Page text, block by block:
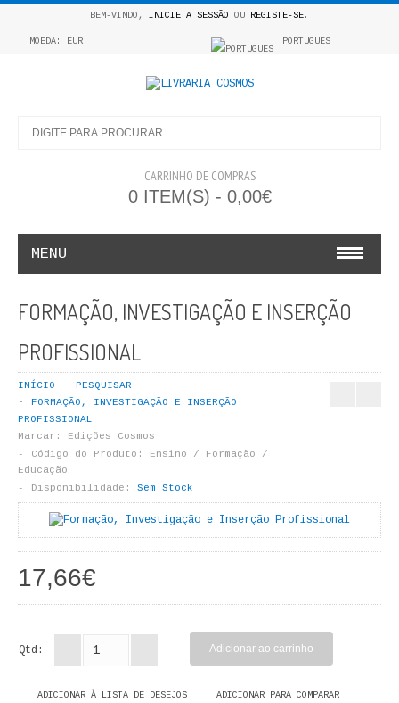
BEM-VINDO, INICIE A SESSÃO OU REGISTE-SE.
MOEDA: EUR PORTUGUES
CARRINHO DE COMPRAS
0 ITEM(S) - 0,00€
MENU
COLEÇÃO APRENDE A COLORIR
LIVROS DE PINTAR
INFANTO - JUVENIL
ANTROPOLOGIA E SOCIOLOGIA
COLEÇÃO RAÍZES
ARQUITECTURA
CADERNOS HUMANITAS
DIREITO
FORMAÇÃO, INVESTIGAÇÃO E INSERÇÃO
PROFISSIONAL
INÍCIO
PESQUISAR
FORMAÇÃO, INVESTIGAÇÃO E INSERÇÃO
PROFISSIONAL
Marcar:
Edições Cosmos
Código do Produto:
Ensino / Formação /
Educação
Disponibilidade:
Sem Stock
17,66€
Qtd:
ADICIONAR À LISTA DE DESEJOS ADICIONAR PARA COMPARAR